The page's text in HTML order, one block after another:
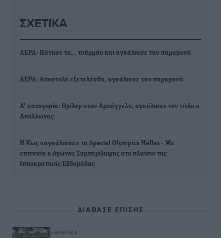
ΣΧΕΤΙΚΆ
ΑΕΡΑ: Πάτησε το… τούρμπο και αγκάλιασε την παραμονή
ΑΕΡΑ: Αποστολή εξετελέσθη, αγκάλιασε την παραμονή
Α' κατηγορία: Θρίλερ στον Αρχάγγελο, αγκάλιασε τον τίτλο ο
Απόλλωνας
Η Κως «αγκάλιασε» τα Special Olympics Ηellas - Με
επιτυχία ο Αγώνας Συμπερίληψης στο πλαίσιο της
Ιπποκρατικής Εβδομάδας
ΔΙΑΒΑΣΕ ΕΠΙΣΗΣ
ΑΘΛΗΤΙΚΆ